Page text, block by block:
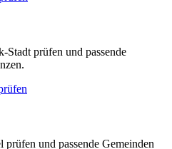
prüfen und passende
und passende Gemeinden